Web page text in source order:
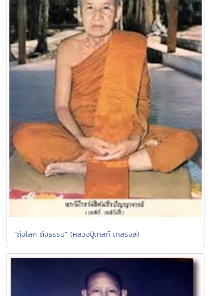
"ถึงโลก ถึงธรรม" (หลวงปู่เทสก์ เทสรังสี)